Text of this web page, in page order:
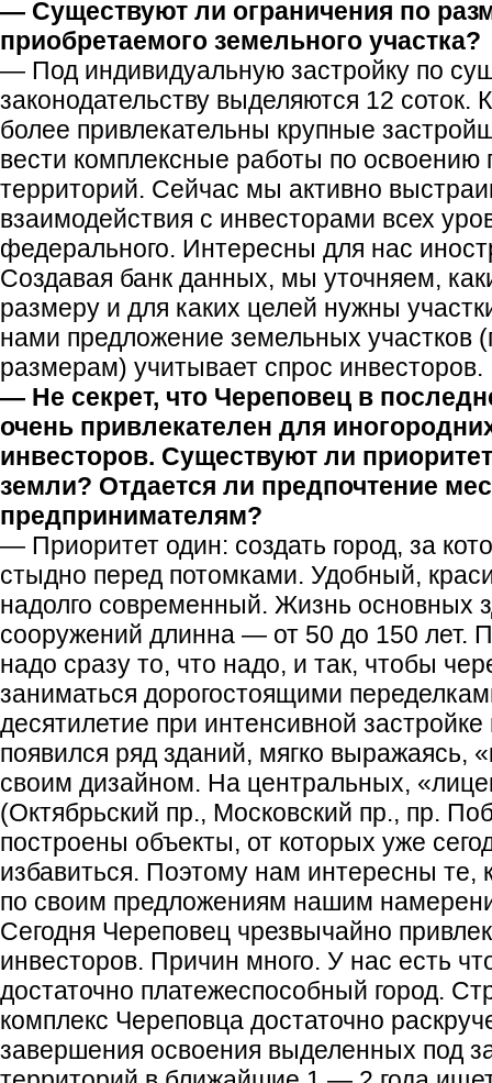
— Существуют ли ограничения по
приобретаемого земельного участка?
— Под индивидуальную застройку по
законодательству выделяются 12 соток.
более привлекательны крупные
вести комплексные работы по освоению
территорий. Сейчас мы активно
взаимодействия с инвесторами всех
федерального. Интересны для нас
Создавая банк данных, мы уточняем,
размеру и для каких целей нужны
нами предложение земельных участков
размерам) учитывает спрос инвесторов.
— Не секрет, что Череповец в
очень привлекателен для
инвесторов. Существуют ли
земли? Отдается ли предпочтение
предпринимателям?
— Приоритет один: создать город, за
стыдно перед потомками. Удобный,
надолго современный. Жизнь основных
сооружений длинна — от 50 до 150 лет.
надо сразу то, что надо, и так, чтобы
заниматься дорогостоящими
десятилетие при интенсивной застройке
появился ряд зданий, мягко выражаясь,
своим дизайном. На центральных,
(Октябрьский пр., Московский пр., пр.
построены объекты, от которых уже
избавиться. Поэтому нам интересны те,
по своим предложениям нашим
Сегодня Череповец чрезвычайно
инвесторов. Причин много. У нас есть
достаточно платежеспособный город.
комплекс Череповца достаточно
завершения освоения выделенных под